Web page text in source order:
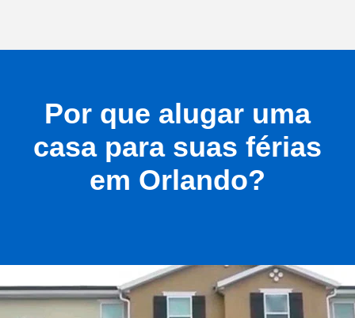
Por que alugar uma
casa para suas férias
em Orlando?